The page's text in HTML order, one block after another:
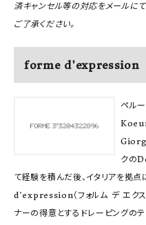
済キャンセル等の対応をメールに
ご了承ください。
forme d'expression
ペル
クの
て経験を積んだ後、イタリアを拠
d'expression（フォルム デ エクス
ナーの得意とするドレーピングの